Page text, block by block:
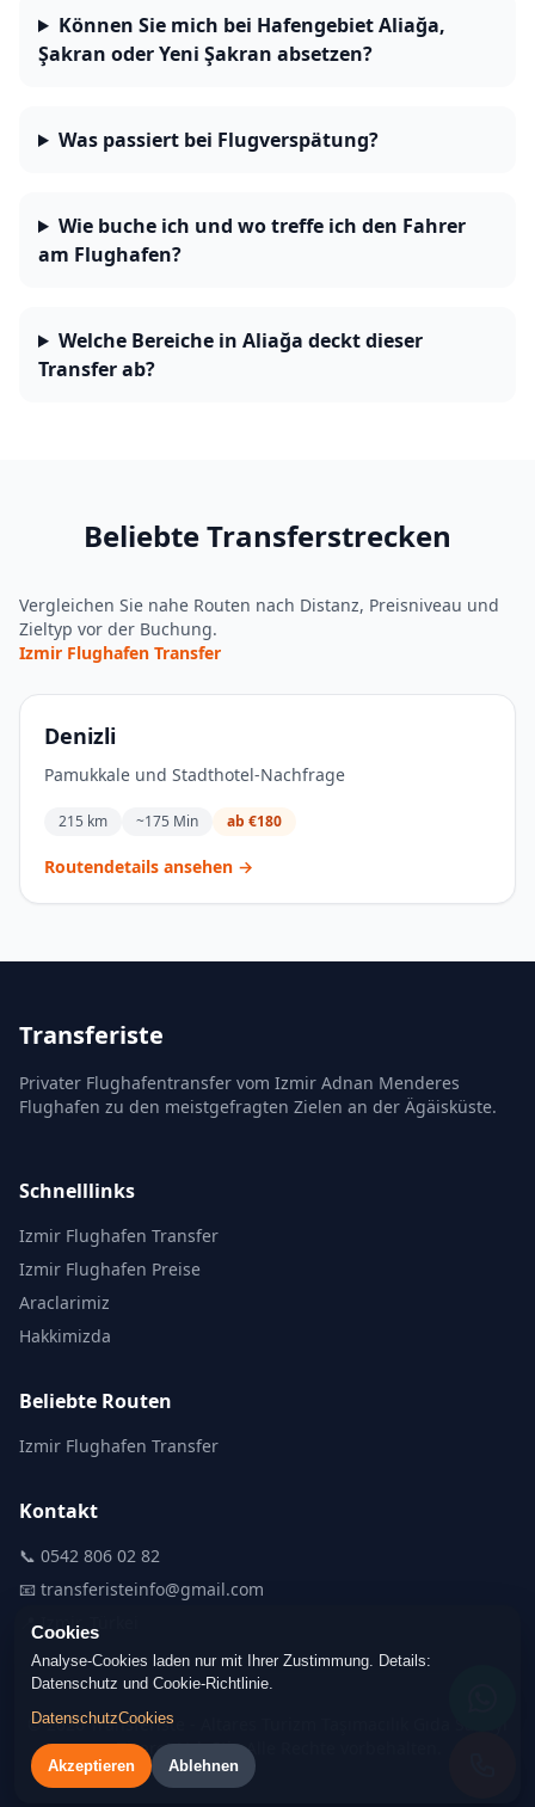
Können Sie mich bei Hafengebiet Aliağa,
Şakran oder Yeni Şakran absetzen?
Was passiert bei Flugverspätung?
Wie buche ich und wo treffe ich den Fahrer
am Flughafen?
Welche Bereiche in Aliağa deckt dieser
Transfer ab?
Beliebte Transferstrecken
Vergleichen Sie nahe Routen nach Distanz, Preisniveau und
Zieltyp vor der Buchung.
Izmir Flughafen Transfer
Denizli
Pamukkale und Stadthotel-Nachfrage
215 km ~175 Min ab €180
Routendetails ansehen →
Transferiste
Privater Flughafentransfer vom Izmir Adnan Menderes
Flughafen zu den meistgefragten Zielen an der Ägäisküste.
Schnelllinks
Izmir Flughafen Transfer
Izmir Flughafen Preise
Araclarimiz
Hakkimizda
Beliebte Routen
Izmir Flughafen Transfer
Kontakt
📞 0542 806 02 82
📧 transferisteinfo@gmail.com
📍 Izmir, Türkei
© 2026 Transferiste - Altares Turizm Taşımacılık Gıda Sanayi
ve Ticaret Ltd. Şti.. Alle Rechte vorbehalten.
Cookies
Analyse-Cookies laden nur mit Ihrer Zustimmung. Details:
Datenschutz und Cookie-Richtlinie.
DatenschutzCookies
Akzeptieren Ablehnen